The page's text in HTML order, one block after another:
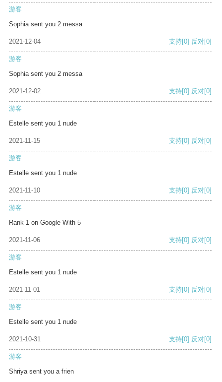
游客
Sophia sent you 2 messa
2021-12-04 支持[0] 反对[0]
游客
Sophia sent you 2 messa
2021-12-02 支持[0] 反对[0]
游客
Estelle sent you 1 nude
2021-11-15 支持[0] 反对[0]
游客
Estelle sent you 1 nude
2021-11-10 支持[0] 反对[0]
游客
Rank 1 on Google With 5
2021-11-06 支持[0] 反对[0]
游客
Estelle sent you 1 nude
2021-11-01 支持[0] 反对[0]
游客
Estelle sent you 1 nude
2021-10-31 支持[0] 反对[0]
游客
Shriya sent you a frien